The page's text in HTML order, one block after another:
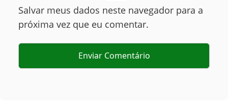
Salvar meus dados neste navegador para a
próxima vez que eu comentar.